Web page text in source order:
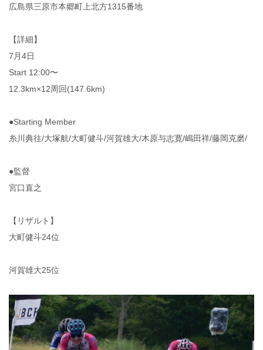
広島県三原市本郷町上北方1315番地
【詳細】
7月4日
Start 12:00〜
12.3km×12周回(147.6km)
●Starting Member
糸川典往/大塚航/大町健斗/河賀雄大/木原与志寛/嶋田祥/藤岡克磨/
●監督
宮口直之
【リザルト】
大町健斗24位
河賀雄大25位